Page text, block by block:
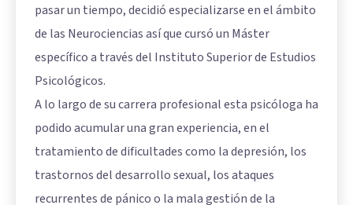
pasar un tiempo, decidió especializarse en el ámbito
de las Neurociencias así que cursó un Máster
específico a través del Instituto Superior de Estudios
Psicológicos.
A lo largo de su carrera profesional esta psicóloga ha
podido acumular una gran experiencia, en el
tratamiento de dificultades como la depresión, los
trastornos del desarrollo sexual, los ataques
recurrentes de pánico o la mala gestión de la